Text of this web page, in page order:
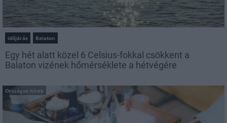
időjárás Balaton
Egy hét alatt közel 6 Celsius-fokkal csökkent a
Balaton vizének hőmérséklete a hétvégére
Országos hírek